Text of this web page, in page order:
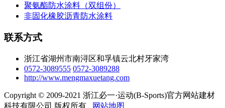
聚氨酯防水涂料（双组份）
非固化橡胶沥青防水涂料
联系方式
浙江省湖州市南浔区和孚镇云北村牙家湾
0572-3089555 0572-3089288
http://www.mengmaxuetang.com
Copyright © 2009-2021 浙江必一·运动(B-Sports)官方网站建材
科技有限公司 版权所有
网站地图